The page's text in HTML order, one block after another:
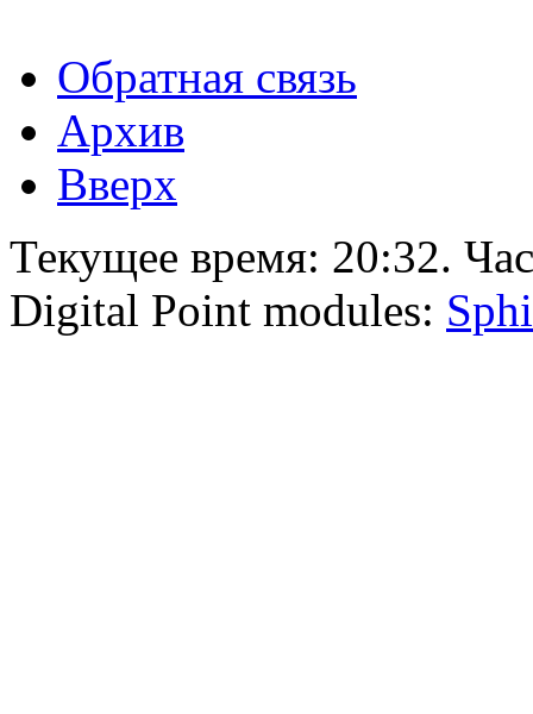
Обратная связь
Архив
Вверх
Текущее время: 20:32.
Digital Point modules: